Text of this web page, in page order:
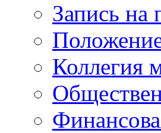
Запись на
Коллегия